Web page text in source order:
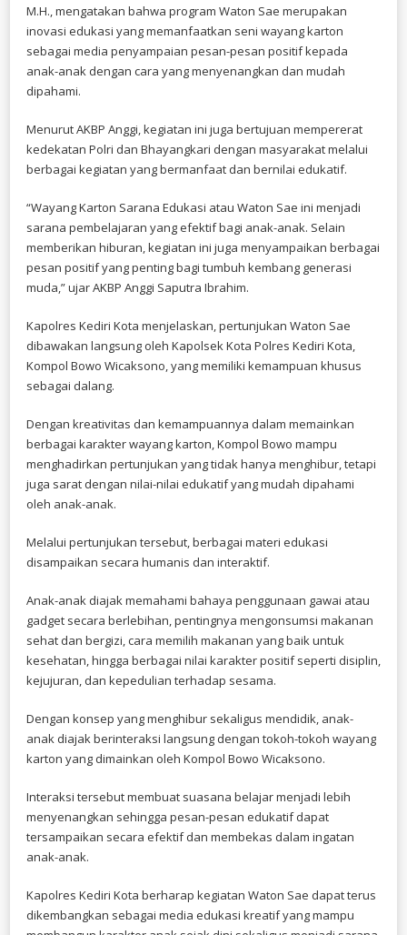
M.H., mengatakan bahwa program Waton Sae merupakan
inovasi edukasi yang memanfaatkan seni wayang karton
sebagai media penyampaian pesan-pesan positif kepada
anak-anak dengan cara yang menyenangkan dan mudah
dipahami.
Menurut AKBP Anggi, kegiatan ini juga bertujuan mempererat
kedekatan Polri dan Bhayangkari dengan masyarakat melalui
berbagai kegiatan yang bermanfaat dan bernilai edukatif.
“Wayang Karton Sarana Edukasi atau Waton Sae ini menjadi
sarana pembelajaran yang efektif bagi anak-anak. Selain
memberikan hiburan, kegiatan ini juga menyampaikan berbagai
pesan positif yang penting bagi tumbuh kembang generasi
muda,” ujar AKBP Anggi Saputra Ibrahim.
Kapolres Kediri Kota menjelaskan, pertunjukan Waton Sae
dibawakan langsung oleh Kapolsek Kota Polres Kediri Kota,
Kompol Bowo Wicaksono, yang memiliki kemampuan khusus
sebagai dalang.
Dengan kreativitas dan kemampuannya dalam memainkan
berbagai karakter wayang karton, Kompol Bowo mampu
menghadirkan pertunjukan yang tidak hanya menghibur, tetapi
juga sarat dengan nilai-nilai edukatif yang mudah dipahami
oleh anak-anak.
Melalui pertunjukan tersebut, berbagai materi edukasi
disampaikan secara humanis dan interaktif.
Anak-anak diajak memahami bahaya penggunaan gawai atau
gadget secara berlebihan, pentingnya mengonsumsi makanan
sehat dan bergizi, cara memilih makanan yang baik untuk
kesehatan, hingga berbagai nilai karakter positif seperti disiplin,
kejujuran, dan kepedulian terhadap sesama.
Dengan konsep yang menghibur sekaligus mendidik, anak-
anak diajak berinteraksi langsung dengan tokoh-tokoh wayang
karton yang dimainkan oleh Kompol Bowo Wicaksono.
Interaksi tersebut membuat suasana belajar menjadi lebih
menyenangkan sehingga pesan-pesan edukatif dapat
tersampaikan secara efektif dan membekas dalam ingatan
anak-anak.
Kapolres Kediri Kota berharap kegiatan Waton Sae dapat terus
dikembangkan sebagai media edukasi kreatif yang mampu